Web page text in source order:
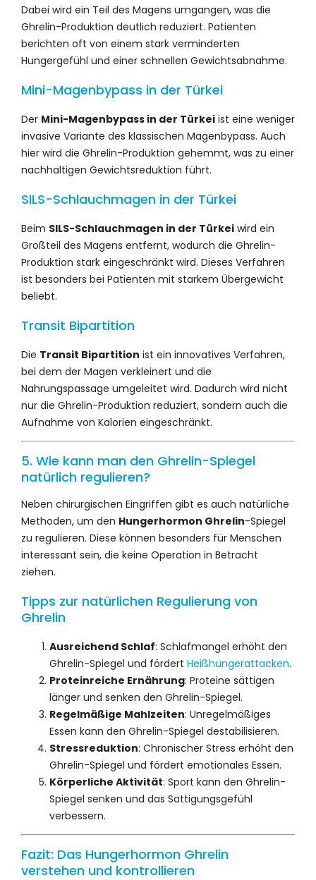
Dabei wird ein Teil des Magens umgangen, was die
Ghrelin-Produktion deutlich reduziert. Patienten
berichten oft von einem stark verminderten
Hungergefühl und einer schnellen Gewichtsabnahme.
Mini-Magenbypass in der Türkei
Der Mini-Magenbypass in der Türkei ist eine weniger
invasive Variante des klassischen Magenbypass. Auch
hier wird die Ghrelin-Produktion gehemmt, was zu einer
nachhaltigen Gewichtsreduktion führt.
SILS-Schlauchmagen in der Türkei
Beim SILS-Schlauchmagen in der Türkei wird ein
Großteil des Magens entfernt, wodurch die Ghrelin-
Produktion stark eingeschränkt wird. Dieses Verfahren
ist besonders bei Patienten mit starkem Übergewicht
beliebt.
Transit Bipartition
Die Transit Bipartition ist ein innovatives Verfahren,
bei dem der Magen verkleinert und die
Nahrungspassage umgeleitet wird. Dadurch wird nicht
nur die Ghrelin-Produktion reduziert, sondern auch die
Aufnahme von Kalorien eingeschränkt.
5. Wie kann man den Ghrelin-Spiegel
natürlich regulieren?
Neben chirurgischen Eingriffen gibt es auch natürliche
Methoden, um den Hungerhormon Ghrelin-Spiegel
zu regulieren. Diese können besonders für Menschen
interessant sein, die keine Operation in Betracht
ziehen.
Tipps zur natürlichen Regulierung von
Ghrelin
Ausreichend Schlaf: Schlafmangel erhöht den
Ghrelin-Spiegel und fördert Heißhungerattacken.
Proteinreiche Ernährung: Proteine sättigen
länger und senken den Ghrelin-Spiegel.
Regelmäßige Mahlzeiten: Unregelmäßiges
Essen kann den Ghrelin-Spiegel destabilisieren.
Stressreduktion: Chronischer Stress erhöht den
Ghrelin-Spiegel und fördert emotionales Essen.
Körperliche Aktivität: Sport kann den Ghrelin-
Spiegel senken und das Sättigungsgefühl
verbessern.
Fazit: Das Hungerhormon Ghrelin
verstehen und kontrollieren